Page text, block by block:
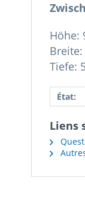
Höhe:
Tiefe:
État:
Liens